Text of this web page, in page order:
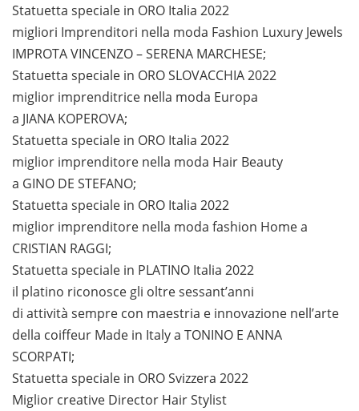
Statuetta speciale in ORO Italia 2022
migliori Imprenditori nella moda Fashion Luxury Jewels
IMPROTA VINCENZO – SERENA MARCHESE;
Statuetta speciale in ORO SLOVACCHIA 2022
miglior imprenditrice nella moda Europa
a JIANA KOPEROVA;
Statuetta speciale in ORO Italia 2022
miglior imprenditore nella moda Hair Beauty
a GINO DE STEFANO;
Statuetta speciale in ORO Italia 2022
miglior imprenditore nella moda fashion Home a
CRISTIAN RAGGI;
Statuetta speciale in PLATINO Italia 2022
il platino riconosce gli oltre sessant’anni
di attività sempre con maestria e innovazione nell’arte
della coiffeur Made in Italy a TONINO E ANNA
SCORPATI;
Statuetta speciale in ORO Svizzera 2022
Miglior creative Director Hair Stylist